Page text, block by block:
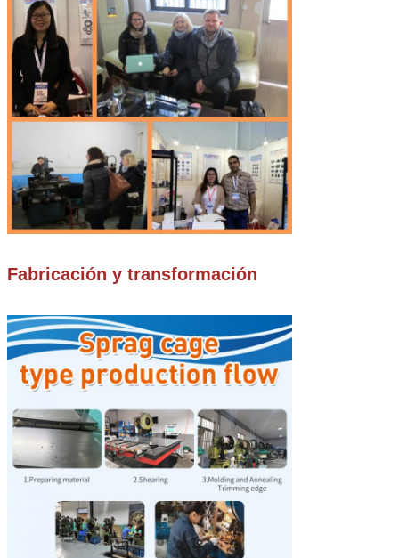
Fabricación y transformación